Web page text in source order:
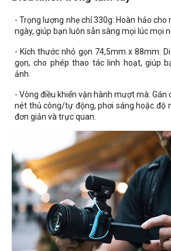
- Trọng lượng nhẹ chỉ 330g: Hoàn hảo cho
ngày, giúp bạn luôn sẵn sàng mọi lúc mọi
- Kích thước nhỏ gọn 74,5mm x 88mm:
gọn, cho phép thao tác linh hoạt, giúp
ảnh.
- Vòng điều khiển vận hành mượt mà:
nét thủ công/tự động, phơi sáng hoặc độ
đơn giản và trực quan.